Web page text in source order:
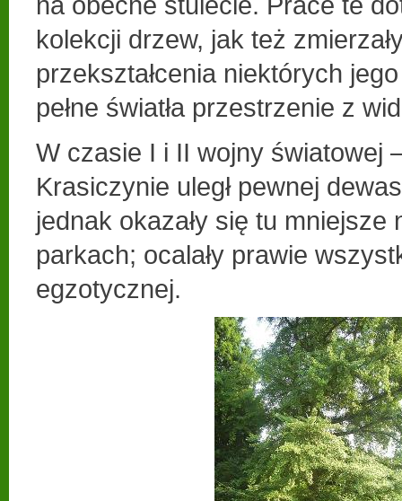
kolekcji drzew, jak też
przekształcenia niektórych
pełne światła przestrzenie z
W czasie I i II wojny światowej
Krasiczynie uległ pewnej
jednak okazały się tu mniejsze
parkach; ocalały prawie
egzotycznej.